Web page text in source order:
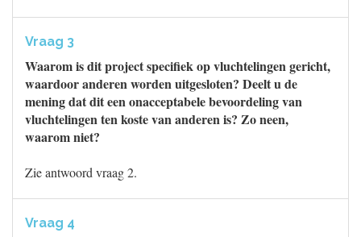
Vraag 3
Waarom is dit project specifiek op vluchtelingen gericht,
waardoor anderen worden uitgesloten? Deelt u de
mening dat dit een onacceptabele bevoordeling van
vluchtelingen ten koste van anderen is? Zo neen,
waarom niet?
Zie antwoord vraag 2.
Vraag 4